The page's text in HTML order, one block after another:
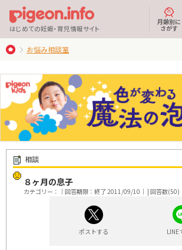
はじめての妊娠・育児情報サイト
月齢別に
さがす
お悩み相談室
相談
８ヶ月の息子
カテゴリー：｜回答期限：終了 2011/09/10｜ | 回答数(50)
ポストする LINE